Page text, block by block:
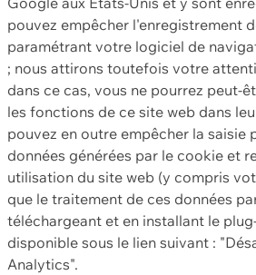
pouvez empêcher l'enregistrement
paramétrant votre logiciel de
; nous attirons toutefois votre
dans ce cas, vous ne pourrez peut-
les fonctions de ce site web dans
pouvez en outre empêcher la saisie
données générées par le cookie et
utilisation du site web (y compris
que le traitement de ces données
téléchargeant et en installant le
disponible sous le lien suivant :
Analytics".